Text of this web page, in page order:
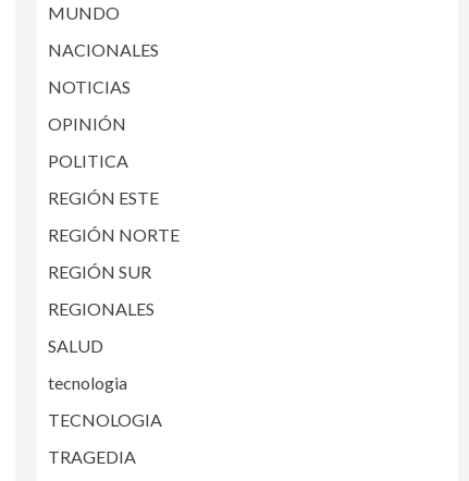
MUNDO
NACIONALES
NOTICIAS
OPINIÓN
POLITICA
REGIÓN ESTE
REGIÓN NORTE
REGIÓN SUR
REGIONALES
SALUD
tecnologia
TECNOLOGIA
TRAGEDIA